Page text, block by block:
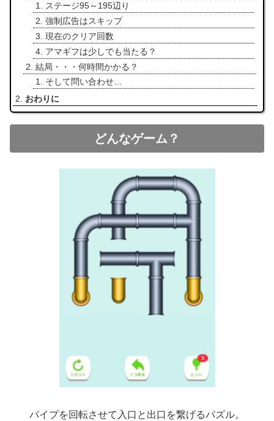
ステージ95～195辺り
強制広告はスキップ
現在のクリア回数
アマギフは少しでも当たる？
結局・・・何時間かかる？
そして問い合わせ…
おわりに
どんなゲーム？
パイプを回転させて入口と出口を繋げるパズル。